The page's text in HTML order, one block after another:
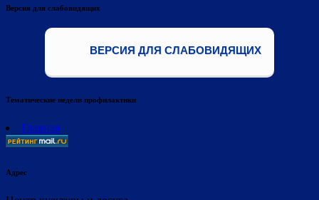
Версия для слабовидящих
ВЕРСИЯ ДЛЯ СЛАБОВИДЯЩИХ
Тематические недели профилактики
Главная
Адрес